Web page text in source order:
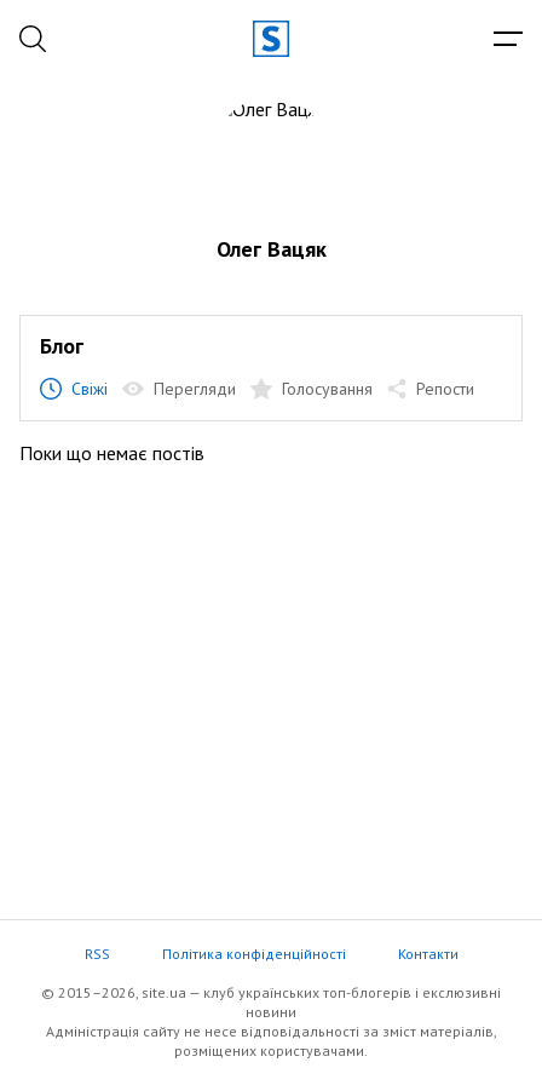
Олег Вацяк
Блог
Свіжі Перегляди Голосування Репости
Поки що немає постів
RSS Політика конфіденційності Контакти
© 2015–2026, site.ua — клуб українських топ-блогерів i екслюзивнi
новини
Адміністрація сайту не несе відповідальності за зміст матеріалів,
розміщених користувачами.